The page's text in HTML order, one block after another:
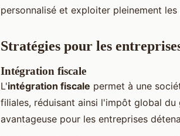
personnalisé et exploiter pleinement
Stratégies pour les
Intégration fiscale
L'intégration fiscale permet à une
filiales, réduisant ainsi l'impôt global
avantageuse pour les entreprises